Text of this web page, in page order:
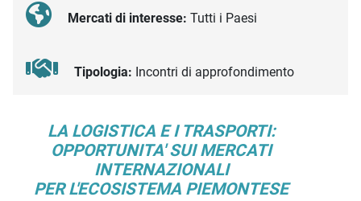
Mercati di interesse: Tutti i Paesi
Tipologia: Incontri di approfondimento
Descrizione iniziativa
LA LOGISTICA E I TRASPORTI:
OPPORTUNITA' SUI MERCATI
INTERNAZIONALI
PER L'ECOSISTEMA PIEMONTESE